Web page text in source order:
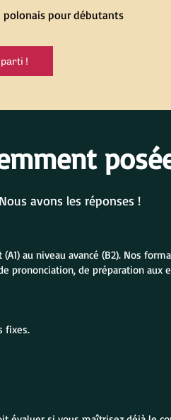
polonais pour débutants
!
avons les réponses !
au niveau avancé (B2). Nos
de préparation aux
fixes.